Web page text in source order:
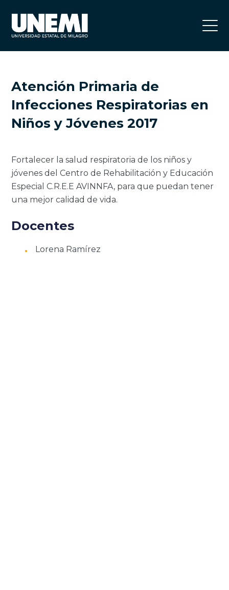
Atención Primaria de
Infecciones Respiratorias en
Niños y Jóvenes 2017
Fortalecer la salud respiratoria de los niños y
jóvenes del Centro de Rehabilitación y Educación
Especial C.R.E.E AVINNFA, para que puedan tener
una mejor calidad de vida.
Docentes
Lorena Ramírez